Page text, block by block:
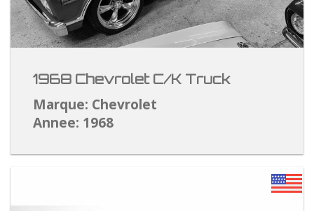
1968 Chevrolet C/K Truck
Marque: Chevrolet
Annee: 1968